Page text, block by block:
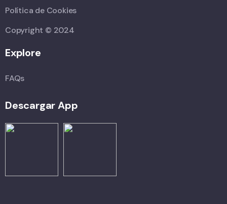
Política de Cookies
Copyright © 2024
Explore
FAQs
Descargar App